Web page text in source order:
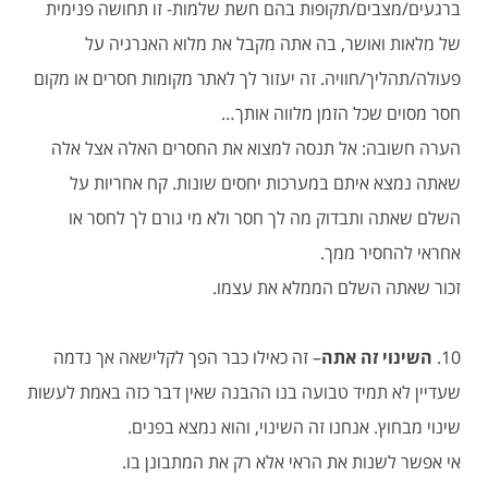
ברגעים/מצבים/תקופות בהם חשת שלמות- זו תחושה פנימית
של מלאות ואושר, בה אתה מקבל את מלוא האנרגיה על
פעולה/תהליך/חוויה. זה יעזור לך לאתר מקומות חסרים או מקום
חסר מסוים שכל הזמן מלווה אותך…
הערה חשובה: אל תנסה למצוא את החסרים האלה אצל אלה
שאתה נמצא איתם במערכות יחסים שונות. קח אחריות על
השלם שאתה ותבדוק מה לך חסר ולא מי גורם לך לחסר או
אחראי להחסיר ממך.
זכור שאתה השלם הממלא את עצמו.
10. השינוי זה אתה– זה כאילו כבר הפך לקלישאה אך נדמה
שעדיין לא תמיד טבועה בנו ההבנה שאין דבר כזה באמת לעשות
שינוי מבחוץ. אנחנו זה השינוי, והוא נמצא בפנים.
אי אפשר לשנות את הראי אלא רק את המתבונן בו.